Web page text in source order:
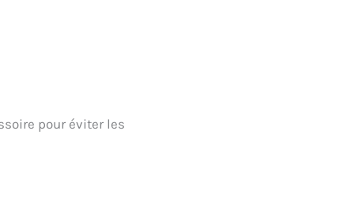
pour éviter les